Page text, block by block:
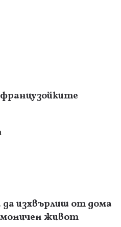
изхвърлиш от дома
живот